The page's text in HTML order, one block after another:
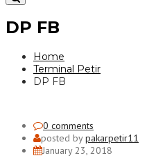
DP FB
Home
Terminal Petir
DP FB
0 comments
posted bypakarpetir11
January 23, 2018